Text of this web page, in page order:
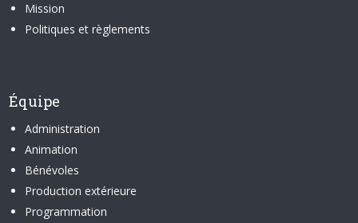
Mission
Politiques et règlements
Équipe
Administration
Animation
Bénévoles
Production extérieure
Programmation